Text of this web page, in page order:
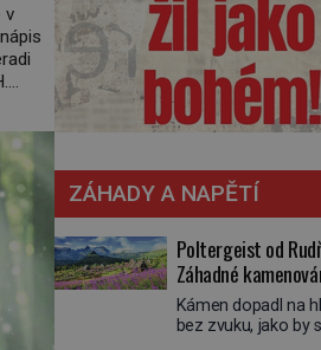
v
ZÁHADY A NAPĚTÍ
Poltergeist od
Záhadné
Kámen dopadl na
bez zvuku, jako by